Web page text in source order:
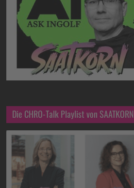
Die CHRO-Talk Playlist von SAATKORN